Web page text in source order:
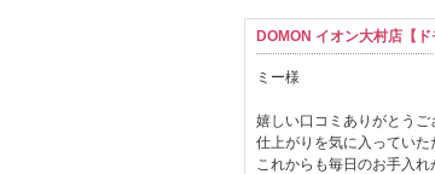
DOMON イオン大村店【
ミー様
嬉しい口コミありがとうご
仕上がりを気に入っていた
これからも毎日のお手入